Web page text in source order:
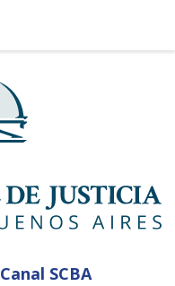
Canal SCBA